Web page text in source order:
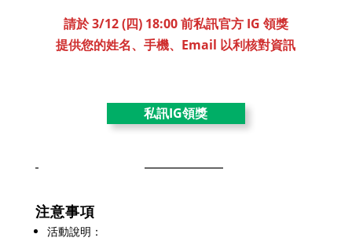
請於 3/12 (四) 18:00 前私訊官方 IG 領獎
提供您的姓名、手機、Email 以利核對資訊
私訊IG領獎
注意事項
活動說明：